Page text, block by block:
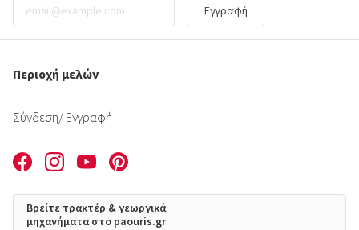
Εγγραφή
Περιοχή μελών
Σύνδεση/ Εγγραφή
Βρείτε τρακτέρ & γεωργικά
μηχανήματα στο paouris.gr